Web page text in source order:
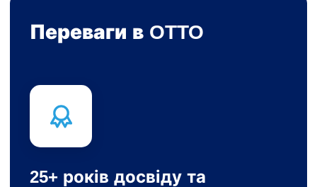
Переваги в OTTO
25+ років досвіду та